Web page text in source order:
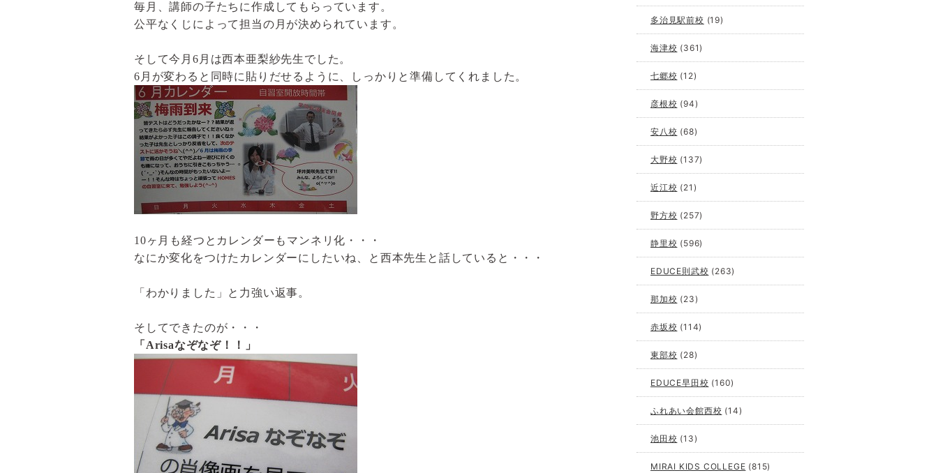
毎月、講師の子たちに作成してもらっています。
公平なくじによって担当の月が決められています。
そして今月 6 月は西本亜梨紗先生でした。
6 月が変わると同時に貼りだせるように、しっかりと準備してくれました。
10ヶ月も経つとカレンダーもマンネリ化・・・
なにか変化をつけたカレンダーにしたいね、と西本先生と話していると・・・
「わかりました」と力強い返事。
そしてできたのが・・・
「 Arisaなぞなぞ！！」
多治見駅前校 (19)
海津校 (361)
七郷校 (12)
彦根校 (94)
安八校 (68)
大野校 (137)
近江校 (21)
野方校 (257)
静里校 (596)
EDUCE則武校 (263)
那加校 (23)
赤坂校 (114)
東部校 (28)
EDUCE早田校 (160)
ふれあい会館西校 (14)
池田校 (13)
MIRAI KIDS COLLEGE (815)